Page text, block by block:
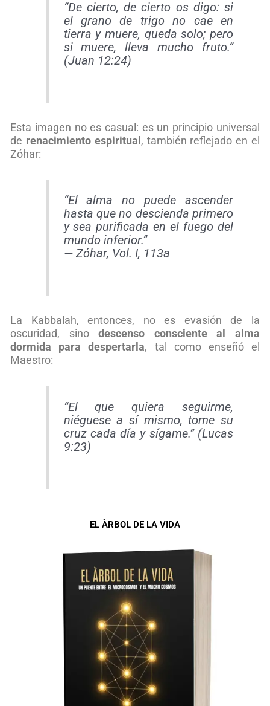
“De cierto, de cierto os digo: si
el grano de trigo no cae en
tierra y muere, queda solo; pero
si muere, lleva mucho fruto.”
(Juan 12:24)
Esta imagen no es casual: es un principio universal
de renacimiento espiritual , también reflejado en el
Zóhar:
“El alma no puede ascender
hasta que no descienda primero
y sea purificada en el fuego del
mundo inferior.”
— Zóhar, Vol. I, 113a
La Kabbalah, entonces, no es evasión de la
oscuridad, sinodescenso consciente al alma
dormida para despertarla, tal como enseñó el
Maestro:
“El que quiera seguirme,
niéguese a sí mismo, tome su
cruz cada día y sígame.” (Lucas
9:23)
EL ÀRBOL DE LA VIDA